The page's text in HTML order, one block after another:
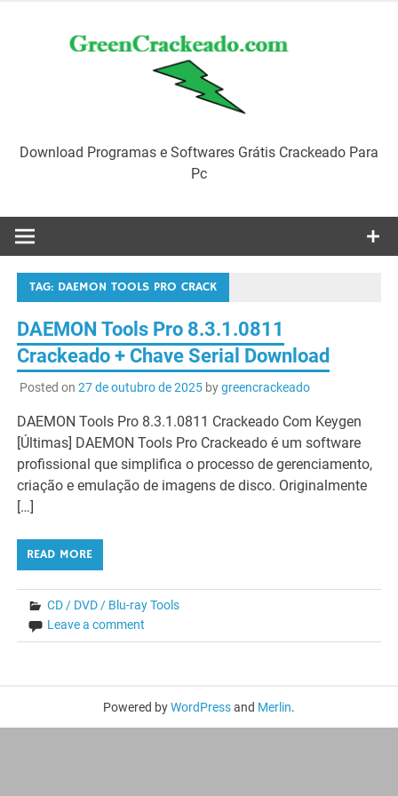
Download Programas e Softwares Grátis Crackeado Para
Pc
TAG: DAEMON TOOLS PRO CRACK
DAEMON Tools Pro 8.3.1.0811
Crackeado + Chave Serial Download
Posted on 27 de outubro de 2025bygreencrackeado
DAEMON Tools Pro 8.3.1.0811 Crackeado Com Keygen
[Últimas] DAEMON Tools Pro Crackeado é um software
profissional que simplifica o processo de gerenciamento,
criação e emulação de imagens de disco. Originalmente
[…]
READ MORE
CD / DVD / Blu-ray Tools
Leave a comment
Powered byWordPressand Merlin.